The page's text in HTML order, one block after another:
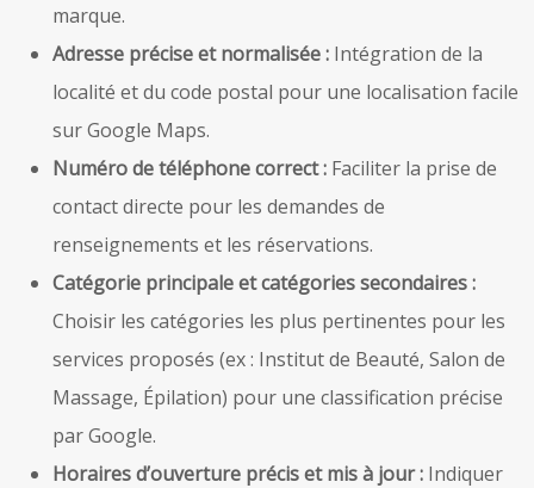
marque.
Adresse précise et normalisée : Intégration de la
localité et du code postal pour une localisation facile
sur Google Maps.
Numéro de téléphone correct : Faciliter la prise de
contact directe pour les demandes de
renseignements et les réservations.
Catégorie principale et catégories secondaires :
Choisir les catégories les plus pertinentes pour les
services proposés (ex : Institut de Beauté, Salon de
Massage, Épilation) pour une classification précise
par Google.
Horaires d’ouverture précis et mis à jour : Indiquer